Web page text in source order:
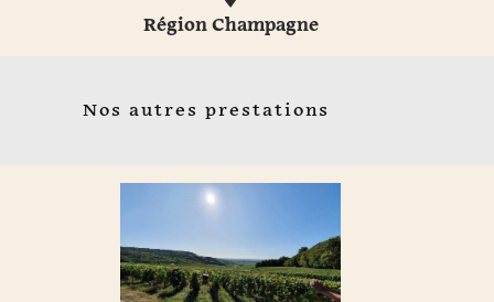
Région Champagne
Nos autres prestations